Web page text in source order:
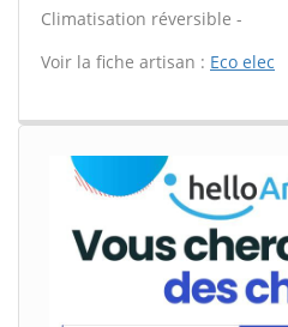
Climatisation réversible -
Voir la fiche artisan : Eco elec